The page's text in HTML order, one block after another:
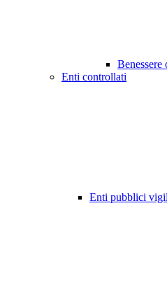
Benessere
Enti controllati
Enti pubblici